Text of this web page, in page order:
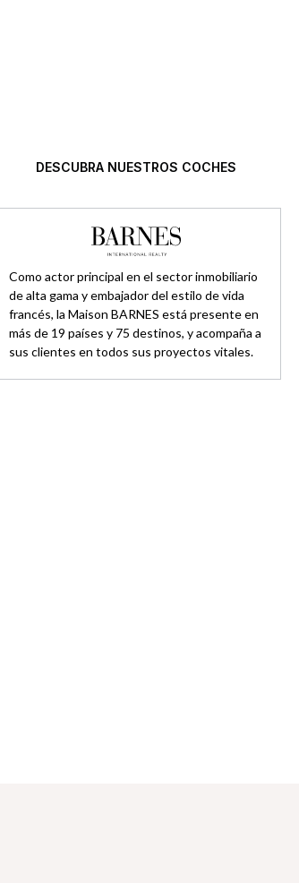
DESCUBRA NUESTROS COCHES
Como actor principal en el sector inmobiliario
de alta gama y embajador del estilo de vida
francés, la Maison BARNES está presente en
más de 19 países y 75 destinos, y acompaña a
sus clientes en todos sus proyectos vitales.